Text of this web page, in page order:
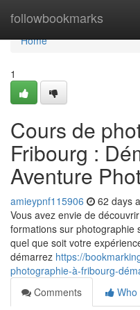
followbookmarks
Home
Home
1
Cours de
Fribourg :
Aventure
amieypnf115906 62 days
Vous avez envie de
formations sur photographie
quel que soit votre
démarrez https://
photographie-à-fribourg-
Comments
Who